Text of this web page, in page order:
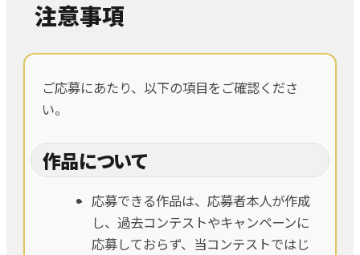
注意事項
ご応募にあたり、以下の項目をご確認くださ
い。
作品について
応募できる作品は、応募者本人が作成
し、過去コンテストやキャンペーンに
応募しておらず、当コンテストではじ